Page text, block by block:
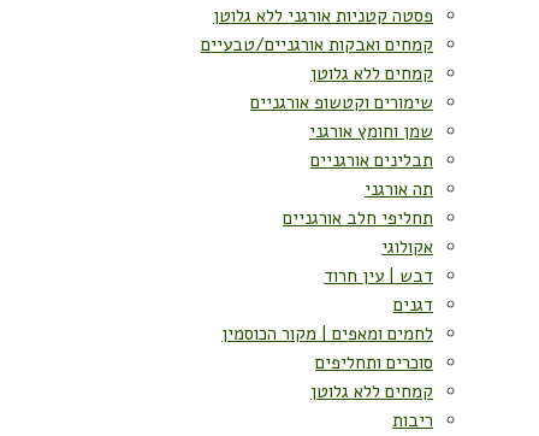
פסטה קטניות אורגני ללא גלוטן
קמחים ואבקות אורגניים/טבעיים
קמחים ללא גלוטן
שימורים וקטשופ אורגניים
שמן וחומץ אורגני
תבלינים אורגניים
תה אורגני
תחליפי חלב אורגניים
אקולוגי
דבש | עין חרוד
דגנים
לחמים ומאפים | מקור הכוסמין
סוכרים ותחליפים
קמחים ללא גלוטן
ריבות